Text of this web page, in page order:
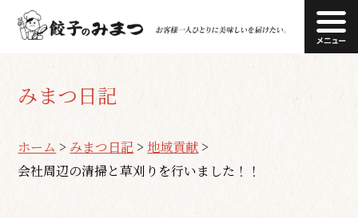
みまつ日記
ホーム > みまつ日記 > 地域貢献>
会社周辺の清掃と草刈りを行いました！！